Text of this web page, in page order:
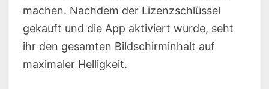
machen. Nachdem der Lizenzschlüssel
gekauft und die App aktiviert wurde, seht
ihr den gesamten Bildschirminhalt auf
maximaler Helligkeit.